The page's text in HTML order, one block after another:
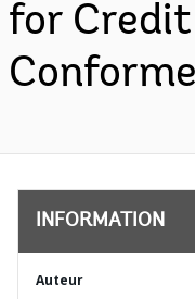
for
INFORMATION
Auteur